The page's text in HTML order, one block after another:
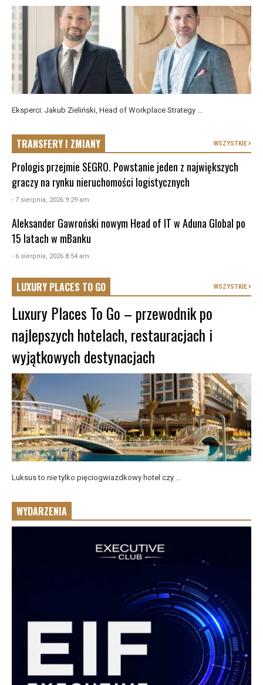
Eksperci: Jakub Zieliński, Head of Workplace Strategy ...
TRANSFERY I ZMIANY WSZYSTKIE
Prologis przejmie SEGRO. Powstanie jeden z największych
graczy na rynku nieruchomości logistycznych
- 7 sierpnia, 2026 9:29 am
Aleksander Gawroński nowym Head of IT w Aduna Global po
15 latach w mBanku
- 6 sierpnia, 2026 8:54 am
LUXURY PLACES TO GO WSZYSTKIE
Luxury Places To Go – przewodnik po
najlepszych hotelach, restauracjach i
wyjątkowych destynacjach
Luksus to nie tylko pięciogwiazdkowy hotel czy ...
WYDARZENIA